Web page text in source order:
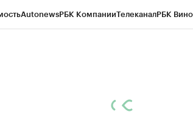
AutonewsРБК КомпанииТелеканалРБК Вино